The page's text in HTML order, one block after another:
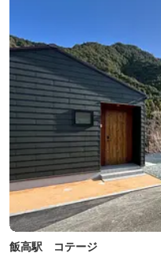
飯高駅 コテージ